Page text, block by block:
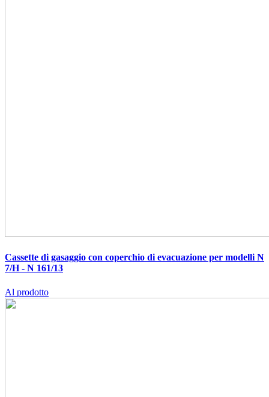
Cassette di gasaggio con coperchio di evacuazione per modelli N
7/H - N 161/13
Al prodotto